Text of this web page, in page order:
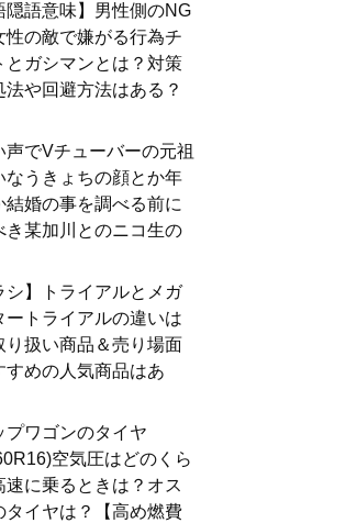
隠語意味】男性側のNG
性の敵で嫌がる行為チ
とガシマンとは？対策
法や回避方法はある？
声でVチューバーの元祖
なうきょちの顔とか年
結婚の事を調べる前に
き某加川とのニコ生の
シ】トライアルとメガ
ートライアルの違いは
り扱い商品＆売り場面
すめの人気商品はあ
プワゴンのタイヤ
空気圧はどのくら
速に乗るときは？オス
タイヤは？【高め燃費